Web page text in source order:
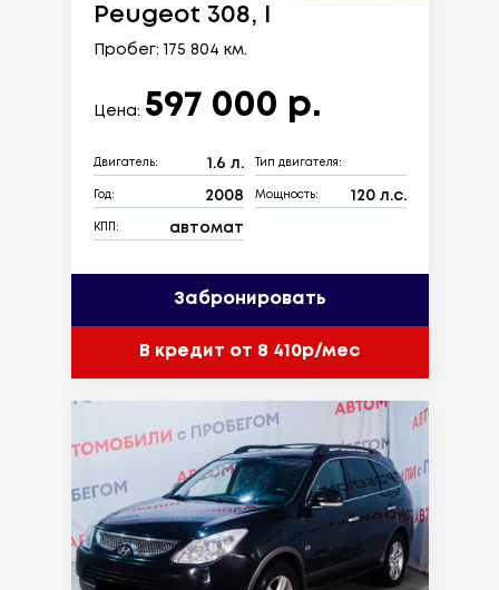
Peugeot 308, I
Пробег: 175 804 км.
Цена: 597 000 р.
Двигатель: 1.6 л. Тип двигателя:
Год: 2008 Мощность: 120 л.с.
КПП: автомат
Забронировать
В кредит от 8 410р/мес